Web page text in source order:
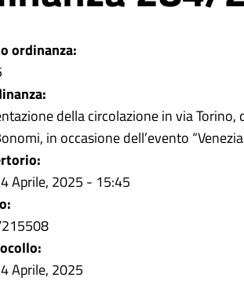
ordinanza:
della circolazione in via Torino,
in occasione dell’evento
Aprile, 2025 - 15:45
Aprile, 2025